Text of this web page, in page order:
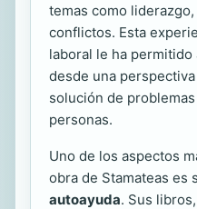
temas como
conflictos. Esta
laboral le ha
desde una
solución de
personas.
Uno de los aspectos
obra de Stamateas es
autoayuda. Sus